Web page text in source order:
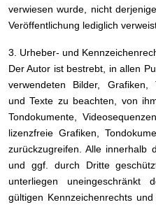
verwiesen wurde, nicht
Veröffentlichung lediglich
3. Urheber- und
Der Autor ist bestrebt, in allen
verwendeten Bilder, Grafiken,
und Texte zu beachten, von
Tondokumente,
lizenzfreie Grafiken,
zurückzugreifen. Alle innerhalb
und ggf. durch Dritte
unterliegen uneingeschränkt
gültigen Kennzeichenrechts